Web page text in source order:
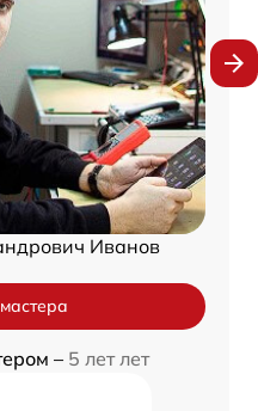
Иванов
– 5 лет лет